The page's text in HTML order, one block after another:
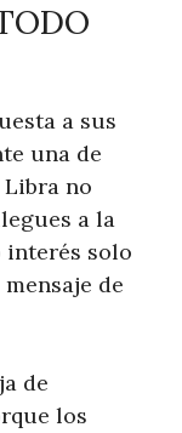
a sus
una de
Libra no
a la
interés solo
de
de
los